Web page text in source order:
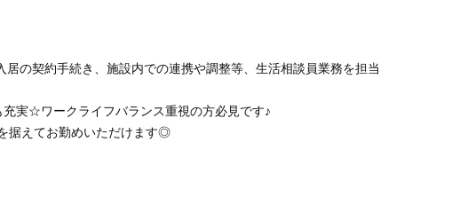
の契約手続き、施設内での連携や調整等、生活相談員業務を担当
実☆ワークライフバランス重視の方必見です♪
据えてお勤めいただけます◎